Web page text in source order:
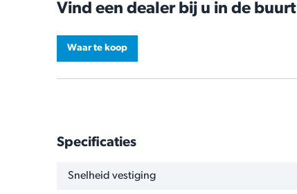
Vind een dealer bij u in de buurt
Waar te koop
Specificaties
NAAM WAARDE
Snelheid vestiging